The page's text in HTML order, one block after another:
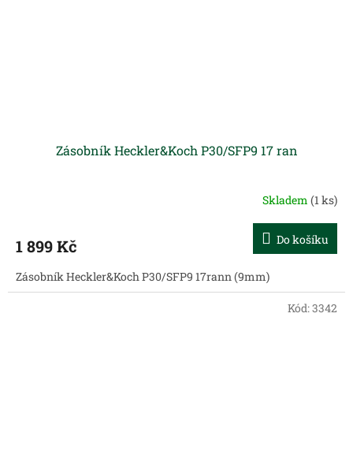
Zásobník Heckler&Koch P30/SFP9 17 ran
Skladem (1 ks)
1 899 Kč Do košíku
Zásobník Heckler&Koch P30/SFP9 17rann (9mm)
Kód:3342